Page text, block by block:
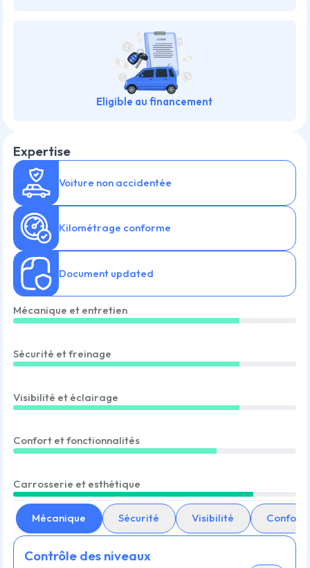
Eligible au financement
Expertise
Voiture non accidentée
Kilométrage conforme
Document updated
Mécanique et entretien
Sécurité et freinage
Visibilité et éclairage
Confort et fonctionnalités
Carrosserie et esthétique
Mécanique Sécurité Visibilité Confort
Contrôle des niveaux